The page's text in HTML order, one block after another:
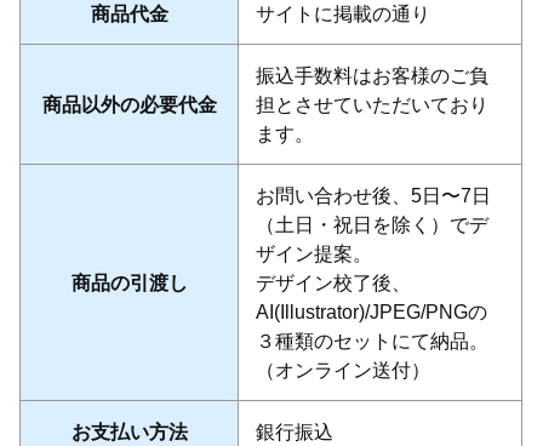
商品代金 サイトに掲載の通り
商品以外の必要代金
振込手数料はお客様のご負
担とさせていただいており
ます。
商品の引渡し
お問い合わせ後、5日〜7日
（土日・祝日を除く）でデ
ザイン提案。
デザイン校了後、
AI(Illustrator)/JPEG/PNGの
３種類のセットにて納品。
（オンライン送付）
お支払い方法 銀行振込